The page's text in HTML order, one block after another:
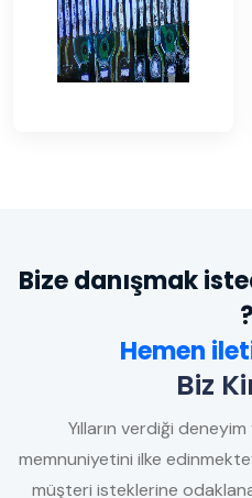
Bize danışmak
?
Hemen
Biz
Yılların verdiği
memnuniyetini ilke
müşteri isteklerine